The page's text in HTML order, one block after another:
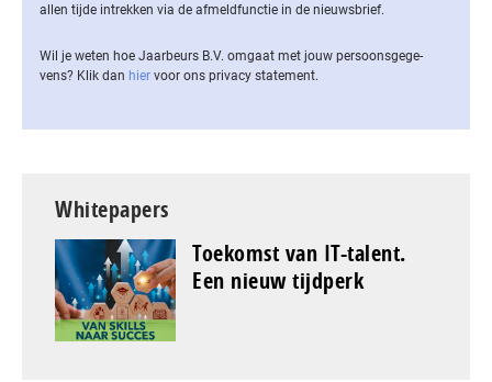
allen tijde intrekken via de af­meld­func­tie in de nieuwsbrief.
Wil je weten hoe Jaarbeurs B.V. omgaat met jouw per­soons­ge­ge­
vens? Klik dan hier voor ons privacy statement.
Whitepapers
Toekomst van IT-talent.
Een nieuw tijdperk